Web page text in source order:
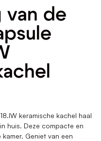
van de
keramische kachel haal
huis. Deze compacte en
Geniet van een